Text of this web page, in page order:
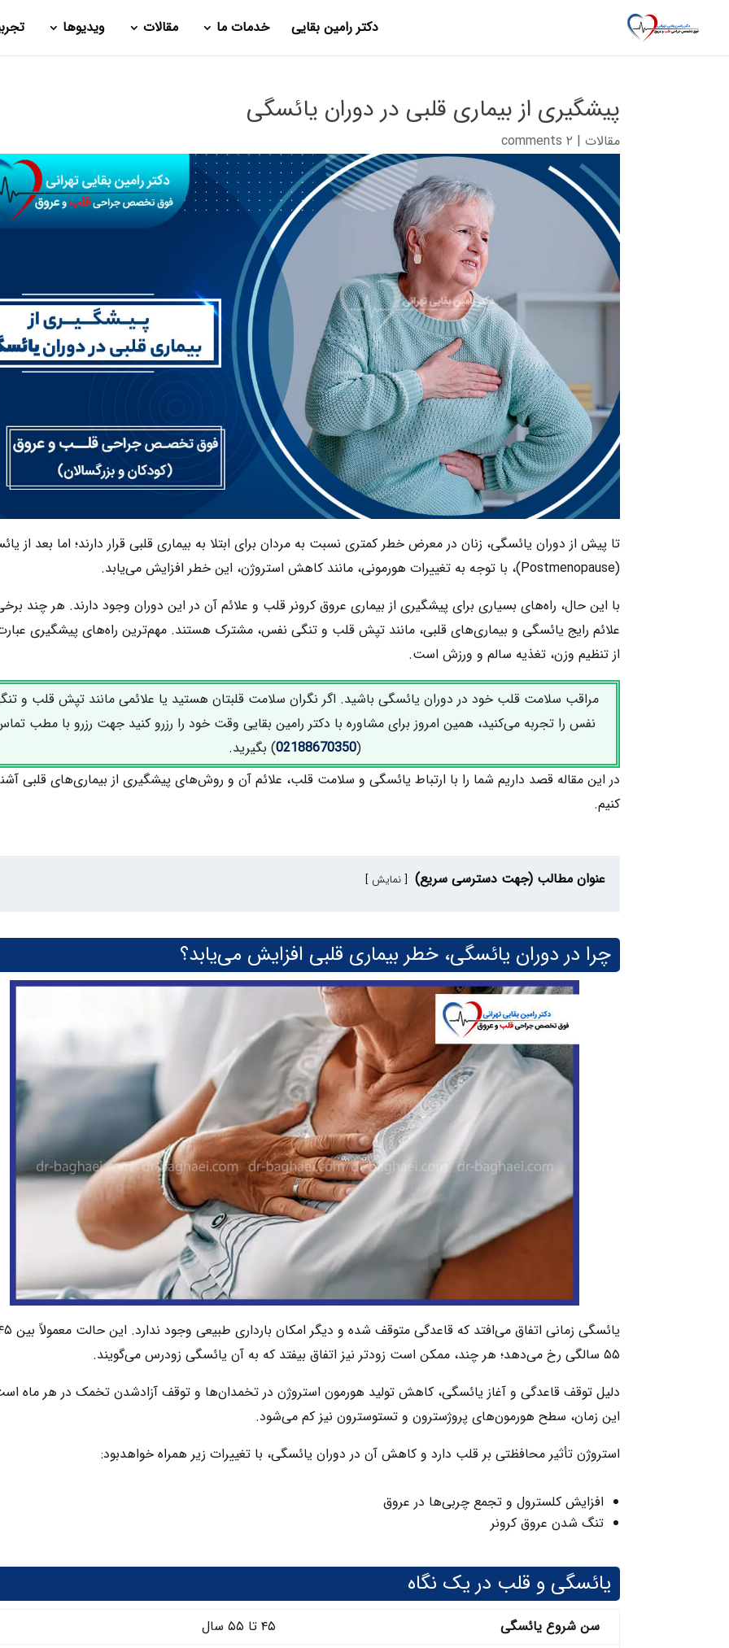
دکتر رامین بقایی خدمات ما مقالات ویدیوها
پیشگیری از بیماری قلبی در دوران یائسگی
مقالات | ۲ comments
تا پیش از دوران یائسگی، زنان در معرض خطر کمتری نسبت به مردان برای ابتلا به بیماری قلبی قرار دارند؛ اما بعد از
(Postmenopause)، با توجه به تغییرات هورمونی، مانند کاهش استروژن، این خطر افزایش می‌یابد.
با این حال، راه‌های بسیاری برای پیشگیری از بیماری عروق کرونر قلب و علائم آن در این دوران وجود دارند. هر چند
علائم رایج یائسگی و بیماری‌های قلبی، مانند تپش قلب و تنگی نفس، مشترک هستند. مهم‌ترین راه‌های پیشگیری
از تنظیم وزن، تغذیه سالم و ورزش است.
مراقب سلامت قلب خود در دوران یائسگی باشید. اگر نگران سلامت قلبتان هستید یا علائمی مانند تپش قلب و
نفس را تجربه می‌کنید، همین امروز برای مشاوره با دکتر رامین بقایی وقت خود را رزرو کنید جهت رزرو با مطب
(
02188670350) بگیرید.
در این مقاله قصد داریم شما را با ارتباط یائسگی و سلامت قلب، علائم آن و روش‌های پیشگیری از بیماری‌های قلبی
کنیم.
عنوان مطالب (جهت دسترسی سریع) نمایش
چرا در دوران یائسگی، خطر بیماری قلبی افزایش می‌یابد؟
۵۵ سالگی رخ می‌دهد؛ هر چند، ممکن است زودتر نیز اتفاق بیفتد که به آن یائسگی زودرس می‌گویند.
دلیل توقف قاعدگی و آغاز یائسگی، کاهش تولید هورمون استروژن در تخمدان‌ها و توقف آزادشدن تخمک در هر ماه
این زمان، سطح هورمون‌های پروژسترون و تستوسترون نیز کم می‌شود.
استروژن تأثیر محافظتی بر قلب دارد و کاهش آن در دوران یائسگی، با تغییرات زیر همراه خواهدبود:
افزایش کلسترول و تجمع چربی‌ها در عروق
تنگ‌ شدن عروق کرونر
یائسگی و قلب در یک نگاه
سن شروع یائسگی ۴۵ تا ۵۵ سال